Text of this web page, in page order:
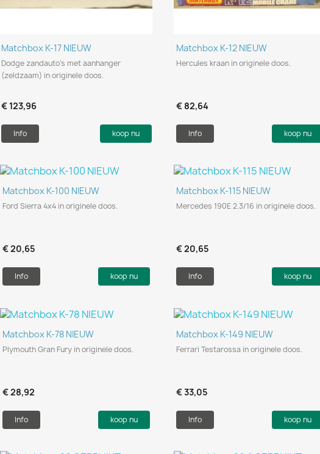
Snel bekijken
Matchbox K-17 NIEUW
Dodge zandauto's met aanhanger
(zeldzaam) in originele doos.
€ 123,96
Info koop nu
Snel bekijken
Matchbox K-12 NIEUW
Hercules kraan in originele doos.
€ 82,64
Info koop nu
Snel bekijken
Matchbox K-100 NIEUW
Ford Sierra 4x4 in originele doos.
€ 20,65
Info koop nu
Snel bekijken
Matchbox K-115 NIEUW
Mercedes 190E 2.3/16 in originele doos.
€ 20,65
Info koop nu
Snel bekijken
Matchbox K-78 NIEUW
Plymouth Gran Fury in originele doos.
€ 28,92
Info koop nu
Snel bekijken
Matchbox K-149 NIEUW
Ferrari Testarossa in originele doos.
€ 33,05
Info koop nu